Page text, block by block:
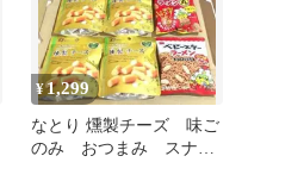
¥1,299
なとり 燻製チーズ 味ご
のみ おつまみ スナッ